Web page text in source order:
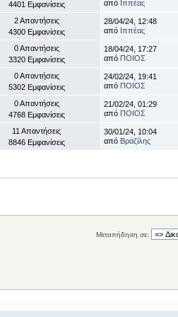
4401 Εμφανίσεις από Ιππέας
2 Απαντήσεις
4300 Εμφανίσεις
28/04/24, 12:48
από Ιππέας
0 Απαντήσεις
3320 Εμφανίσεις
18/04/24, 17:27
από ΠΟΙΟΣ
0 Απαντήσεις
5302 Εμφανίσεις
24/02/24, 19:41
από ΠΟΙΟΣ
0 Απαντήσεις
4768 Εμφανίσεις
21/02/24, 01:29
από ΠΟΙΟΣ
11 Απαντήσεις
8846 Εμφανίσεις
30/01/24, 10:04
από Βραζίλης
Μεταπήδηση σε: